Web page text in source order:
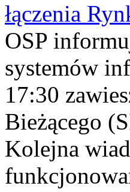
łączenia
OSP
systemów
17:30
Bieżącego
Kolejna